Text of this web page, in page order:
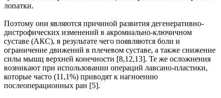
лопатки.
Поэтому они являются причиной развития дегенеративно-
дистрофических изменений в акромиально-ключичном
суставе (АКС), в результате чего появляются боли и
ограничение движений в плечевом суставе, а также снижение
силы мышц верхней конечности [8,12,13]. Те же осложнения
возникают при использовании операций лавсано-пластики,
которые часто (11,1%) приводят к нагноению
послеоперационных ран [5].